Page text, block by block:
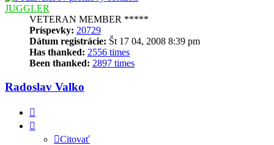
JUGGLER
VETERAN MEMBER *****
Príspevky: 20729
Dátum registrácie: Št 17 04, 2008 8:39 pm
Has thanked: 2556 times
Been thanked: 2897 times
Radoslav Valko
Citovať